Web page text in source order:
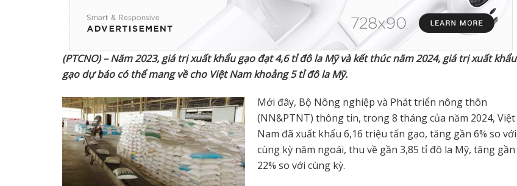
(PTCNO) – Năm 2023, giá trị xuất khẩu gạo đạt 4,6 tỉ đô la Mỹ và kết thúc năm 2024, giá trị xuất khẩu
gạo dự báo có thể mang về cho Việt Nam khoảng 5 tỉ đô la Mỹ.
Mới đây, Bộ Nông nghiệp và Phát triển nông thôn
(NN&PTNT) thông tin, trong 8 tháng của năm 2024, Việt
Nam đã xuất khẩu 6,16 triệu tấn gạo, tăng gần 6% so với
cùng kỳ năm ngoái, thu về gần 3,85 tỉ đô la Mỹ, tăng gần
22% so với cùng kỳ.